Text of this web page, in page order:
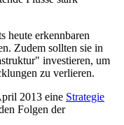
heute erkennbaren
Zudem sollten sie in
investieren, um
zu verlieren.
2013 eine Strategie
Folgen der